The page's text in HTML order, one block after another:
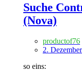
Suche
(Nova)
productof76
2.
so eins: